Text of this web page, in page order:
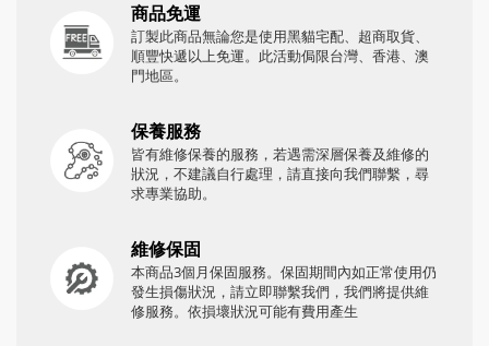
商品免運
訂製此商品無論您是使用黑貓宅配、超商取貨、
順豐快遞以上免運。此活動侷限台灣、香港、澳
門地區。
保養服務
皆有維修保養的服務，若遇需深層保養及維修的
狀況，不建議自行處理，請直接向我們聯繫，尋
求專業協助。
維修保固
本商品3個月保固服務。保固期間內如正常使用仍
發生損傷狀況，請立即聯繫我們，我們將提供維
修服務。依損壞狀況可能有費用產生